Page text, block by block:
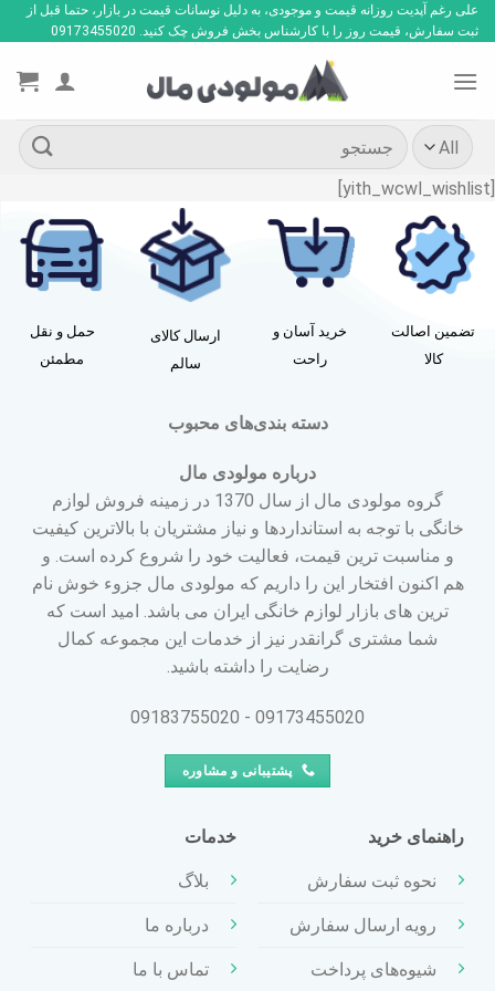
Skip
to
علی رغم آپدیت روزانه قیمت و موجودی، به دلیل نوسانات قیمت در بازار، حتما قبل از
ثبت سفارش، قیمت روز را با کارشناس بخش فروش چک کنید. 09173455020
جستجو
برای:
تضمین اصالت
کالا
خرید آسان و
راحت
ارسال کالای
سالم
حمل و نقل
مطمئن
دسته بندی‌های محبوب
درباره مولودی مال
گروه مولودی مال از سال 1370 در زمینه فروش لوازم
خانگی با توجه به استانداردها و نیاز مشتریان با بالاترین کیفیت
و مناسبت ترین قیمت، فعالیت خود را شروع کرده است. و
هم اکنون افتخار این را داریم که مولودی مال جزوء خوش نام
ترین های بازار لوازم خانگی ایران می باشد. امید است که
شما مشتری گرانقدر نیز از خدمات این مجموعه کمال
رضایت را داشته باشید.
09173455020 - 09183755020
پشتیبانی و مشاوره
راهنمای خرید
نحوه ثبت سفارش
رویه ارسال سفارش
شیوه‌های پرداخت
خدمات
بلاگ
درباره ما
تماس با ما